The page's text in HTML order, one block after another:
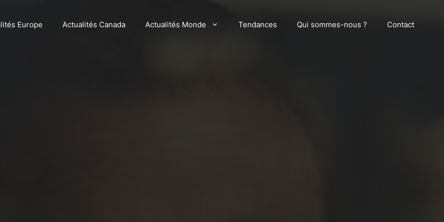
Europe Actualités Canada Actualités Monde Tendances Qui sommes-nous ? Contact